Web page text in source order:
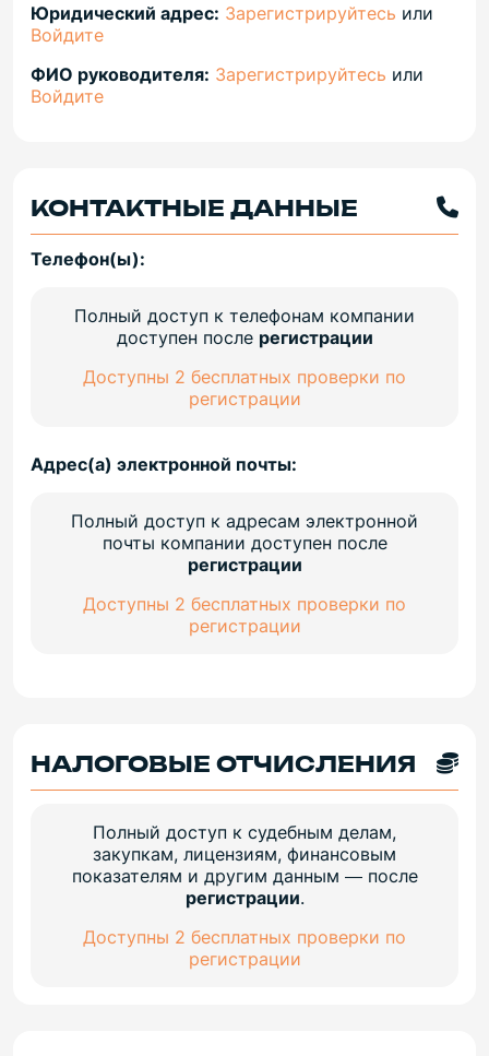
Юридический адрес: Зарегистрируйтесь или
Войдите
ФИО руководителя: Зарегистрируйтесь или
Войдите
КОНТАКТНЫЕ ДАННЫЕ
Телефон(ы):
Полный доступ к телефонам компании
доступен после регистрации
Доступны 2 бесплатных проверки по
регистрации
Адрес(а) электронной почты:
Полный доступ к адресам электронной
почты компании доступен после
регистрации
Доступны 2 бесплатных проверки по
регистрации
НАЛОГОВЫЕ ОТЧИСЛЕНИЯ
Полный доступ к судебным делам,
закупкам, лицензиям, финансовым
показателям и другим данным — после
регистрации.
Доступны 2 бесплатных проверки по
регистрации